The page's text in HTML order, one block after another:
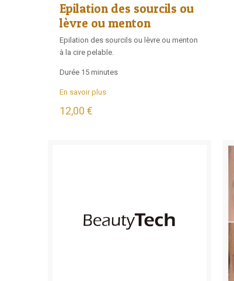
Epilation des sourcils ou
lèvre ou menton
Epilation des sourcils ou lèvre ou menton
à la cire pelable.
Durée 15 minutes
En savoir plus
12,00 €